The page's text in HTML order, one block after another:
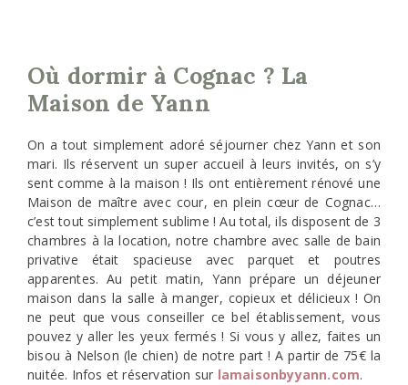
Où dormir à Cognac ? La
Maison de Yann
On a tout simplement adoré séjourner chez Yann et son
mari. Ils réservent un super accueil à leurs invités, on s’y
sent comme à la maison ! Ils ont entièrement rénové une
Maison de maître avec cour, en plein cœur de Cognac…
c’est tout simplement sublime ! Au total, ils disposent de 3
chambres à la location, notre chambre avec salle de bain
privative était spacieuse avec parquet et poutres
apparentes. Au petit matin, Yann prépare un déjeuner
maison dans la salle à manger, copieux et délicieux ! On
ne peut que vous conseiller ce bel établissement, vous
pouvez y aller les yeux fermés ! Si vous y allez, faites un
bisou à Nelson (le chien) de notre part ! A partir de 75€ la
nuitée. Infos et réservation sur lamaisonbyyann.com.